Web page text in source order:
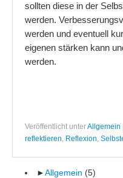
sollten diese in der
werden.
werden und eventuell
eigenen stärken kann
werden.
Veröffentlicht unterAllgemein
reflektieren, Reflexion,
►Allgemein (5)